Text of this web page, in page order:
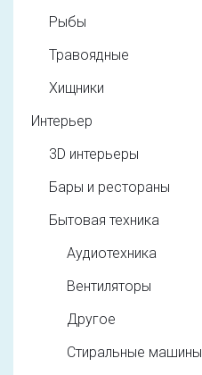
Рыбы
Травоядные
Хищники
Интерьер
3D интерьеры
Бары и рестораны
Бытовая техника
Аудиотехника
Вентиляторы
Другое
Стиральные машины